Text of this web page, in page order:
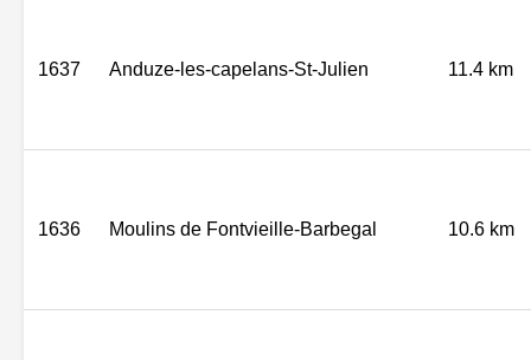
1637 Anduze-les-capelans-St-Julien 11.4 km
1636 Moulins de Fontvieille-Barbegal 10.6 km